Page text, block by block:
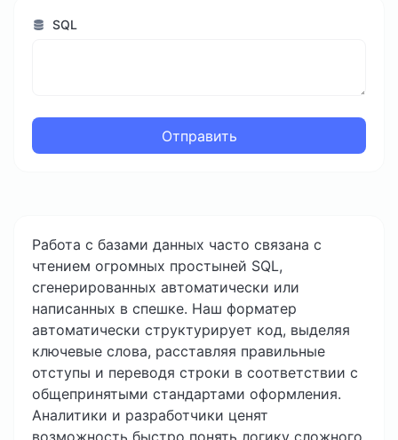
SQL
Отправить
Работа с базами данных часто связана с
чтением огромных простыней SQL,
сгенерированных автоматически или
написанных в спешке. Наш форматер
автоматически структурирует код, выделяя
ключевые слова, расставляя правильные
отступы и переводя строки в соответствии с
общепринятыми стандартами оформления.
Аналитики и разработчики ценят
возможность быстро понять логику сложного